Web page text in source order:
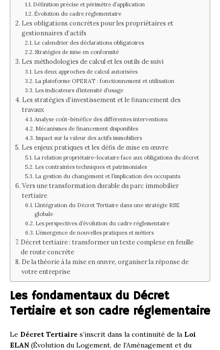
Définition précise et périmètre d’application
Évolution du cadre réglementaire
Les obligations concrètes pour les propriétaires et
gestionnaires d’actifs
Le calendrier des déclarations obligatoires
Stratégies de mise en conformité
Les méthodologies de calcul et les outils de suivi
Les deux approches de calcul autorisées
La plateforme OPERAT : fonctionnement et utilisation
Les indicateurs d’intensité d’usage
Les stratégies d’investissement et le financement des
travaux
Analyse coût-bénéfice des différentes interventions
Mécanismes de financement disponibles
Impact sur la valeur des actifs immobiliers
Les enjeux pratiques et les défis de mise en œuvre
La relation propriétaire-locataire face aux obligations du décret
Les contraintes techniques et patrimoniales
La gestion du changement et l’implication des occupants
Vers une transformation durable du parc immobilier
tertiaire
L’intégration du Décret Tertiaire dans une stratégie RSE
globale
Les perspectives d’évolution du cadre réglementaire
L’émergence de nouvelles pratiques et métiers
Décret tertiaire : transformer un texte complexe en feuille
de route concrète
De la théorie à la mise en œuvre, organiser la réponse de
votre entreprise
Les fondamentaux du Décret
Tertiaire et son cadre réglementaire
Le Décret Tertiaire s’inscrit dans la continuité de la Loi
ELAN (Évolution du Logement, de l’Aménagement et du